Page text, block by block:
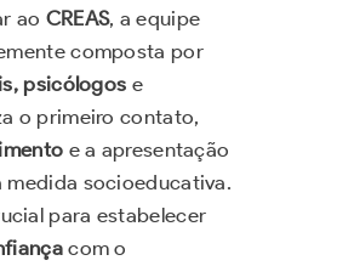
ao CREAS, a equipe
composta por
psicólogos e
o primeiro contato,
e a apresentação
medida socioeducativa.
para estabelecer
com o